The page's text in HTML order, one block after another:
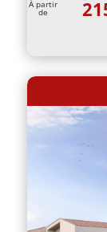
À partir
de